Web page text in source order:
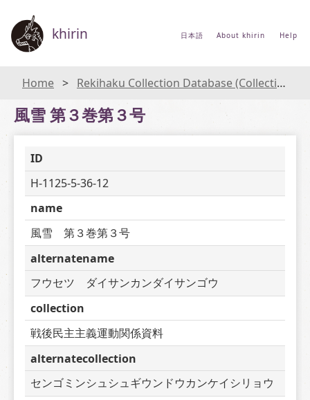
khirin 日本語 About khirin Help
Home Rekihaku Collection Database (Collections Database of the National Museum of Japanese History)
風雪 第３巻第３号
ID
H-1125-5-36-12
name
風雪　第３巻第３号
alternatename
フウセツ　ダイサンカンダイサンゴウ
collection
戦後民主主義運動関係資料
alternatecollection
センゴミンシュシュギウンドウカンケイシリョウ